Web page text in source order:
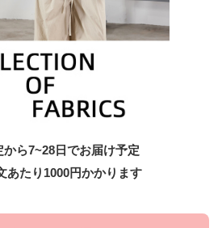
から7~28日でお届け予定
あたり 1000円かかります